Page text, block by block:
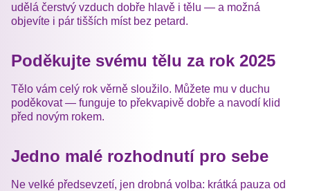
udělá čerstvý vzduch dobře hlavě i tělu — a možná
objevíte i pár tišších míst bez petard.
Poděkujte svému tělu za rok 2025
Tělo vám celý rok věrně sloužilo. Můžete mu v duchu
poděkovat — funguje to překvapivě dobře a navodí klid
před novým rokem.
Jedno malé rozhodnutí pro sebe
Ne velké předsevzetí, jen drobná volba: krátká pauza od